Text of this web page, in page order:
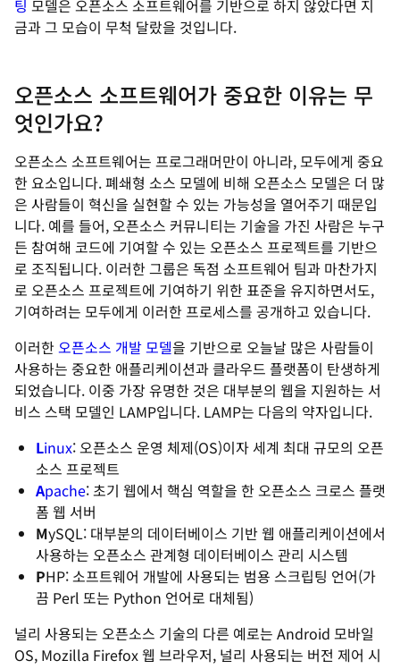
팅 모델은 오픈소스 소프트웨어를 기반으로 하지 않았다면 지
금과 그 모습이 무척 달랐을 것입니다.
오픈소스 소프트웨어가 중요한 이유는 무
엇인가요?
오픈소스 소프트웨어는 프로그래머만이 아니라, 모두에게 중요
한 요소입니다. 폐쇄형 소스 모델에 비해 오픈소스 모델은 더 많
은 사람들이 혁신을 실현할 수 있는 가능성을 열어주기 때문입
니다. 예를 들어, 오픈소스 커뮤니티는 기술을 가진 사람은 누구
든 참여해 코드에 기여할 수 있는 오픈소스 프로젝트를 기반으
로 조직됩니다. 이러한 그룹은 독점 소프트웨어 팀과 마찬가지
로 오픈소스 프로젝트에 기여하기 위한 표준을 유지하면서도,
기여하려는 모두에게 이러한 프로세스를 공개하고 있습니다.
이러한 오픈소스 개발 모델을 기반으로 오늘날 많은 사람들이
사용하는 중요한 애플리케이션과 클라우드 플랫폼이 탄생하게
되었습니다. 이중 가장 유명한 것은 대부분의 웹을 지원하는 서
비스 스택 모델인 LAMP입니다. LAMP는 다음의 약자입니다.
Linux: 오픈소스 운영 체제(OS)이자 세계 최대 규모의 오픈
소스 프로젝트
Apache: 초기 웹에서 핵심 역할을 한 오픈소스 크로스 플랫
폼 웹 서버
MySQL: 대부분의 데이터베이스 기반 웹 애플리케이션에서
사용하는 오픈소스 관계형 데이터베이스 관리 시스템
PHP: 소프트웨어 개발에 사용되는 범용 스크립팅 언어(가
끔 Perl 또는 Python 언어로 대체됨)
널리 사용되는 오픈소스 기술의 다른 예로는 Android 모바일
OS, Mozilla Firefox 웹 브라우저, 널리 사용되는 버전 제어 시